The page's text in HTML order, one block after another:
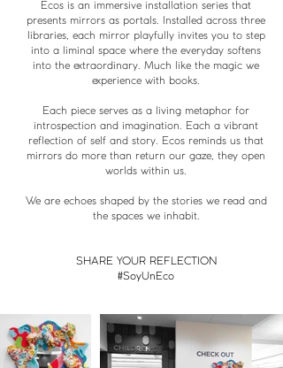
Ecos is an immersive installation series that
presents mirrors as portals. Installed across three
libraries, each mirror playfully invites you to step
into a liminal space where the everyday softens
into the extraordinary. Much like the magic we
experience with books.
Each piece serves as a living metaphor for
introspection and imagination. Each a vibrant
reflection of self and story. Ecos reminds us that
mirrors do more than return our gaze, they open
worlds within us.
We are echoes shaped by the stories we read and
the spaces we inhabit.
SHARE YOUR REFLECTION
#SoyUnEco